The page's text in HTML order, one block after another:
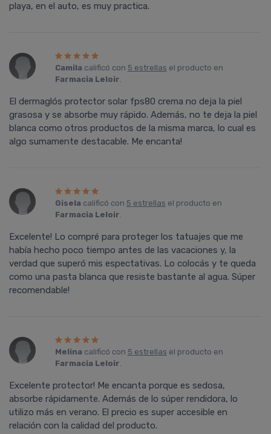
playa, en el auto, es muy practica.
Camila calificó con 5 estrellas el producto en
Farmacia Leloir.
El dermaglós protector solar fps80 crema no deja la piel
grasosa y se absorbe muy rápido. Además, no te deja la piel
blanca como otros productos de la misma marca, lo cual es
algo sumamente destacable. Me encanta!
Gisela calificó con 5 estrellas el producto en
Farmacia Leloir.
Excelente! Lo compré para proteger los tatuajes que me
había hecho poco tiempo antes de las vacaciones y, la
verdad que superó mis espectativas. Lo colocás y te queda
como una pasta blanca que resiste bastante al agua. Súper
recomendable!
Melina calificó con 5 estrellas el producto en
Farmacia Leloir.
Excelente protector! Me encanta porque es sedosa,
absorbe rápidamente. Además de lo súper rendidora, lo
utilizo más en verano. El precio es super accesible en
relación con la calidad del producto.